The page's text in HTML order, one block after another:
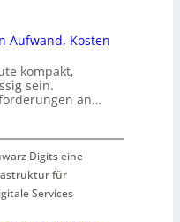
Aufwand, Kosten
kompakt,
sein.
an…
Digits eine
für
Services